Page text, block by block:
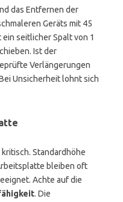
das Entfernen der
Geräts mit 45
seitlicher Spalt von 1
Ist der
Verlängerungen
Unsicherheit lohnt sich
Standardhöhe
bleiben oft
Achte auf die
. Die